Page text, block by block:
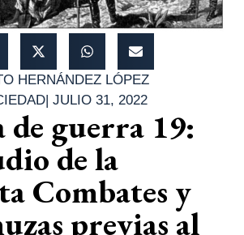
HERNÁNDEZ LÓPEZ
JULIO 31, 2022
de guerra 19:
de la
Combates y
previas al